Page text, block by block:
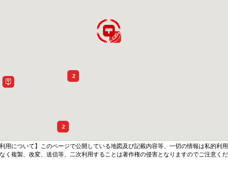
2
2
利用について】このページで公開している地図及び記載内容等、一切の情報は私的利
く複製、改変、送信等、二次利用することは著作権の侵害となりますのでご注意くだ